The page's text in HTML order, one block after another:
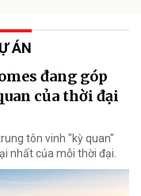
ÁN
đang góp
của thời đại
tôn vinh "kỳ quan"
nhất của mỗi thời đại.